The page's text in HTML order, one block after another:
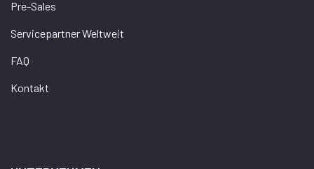
Pre-Sales
Servicepartner Weltweit
FAQ
Kontakt